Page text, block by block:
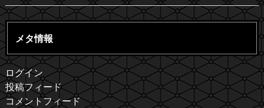
メタ情報
ログイン
投稿フィード
コメントフィード